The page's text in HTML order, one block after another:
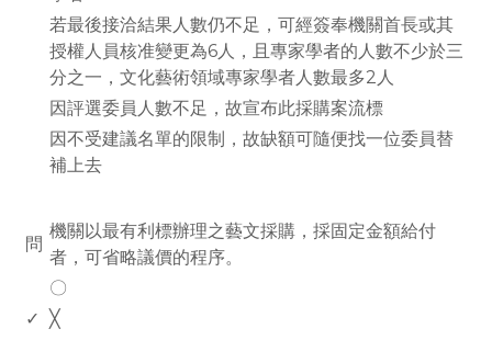
若最後接洽結果人數仍不足，可經簽奉機關首長或其
授權人員核准變更為6人，且專家學者的人數不少於三
分之一，文化藝術領域專家學者人數最多2人
因評選委員人數不足，故宣布此採購案流標
因不受建議名單的限制，故缺額可隨便找一位委員替
補上去
問
機關以最有利標辦理之藝文採購，採固定金額給付
者，可省略議價的程序。
〇
✓ ╳